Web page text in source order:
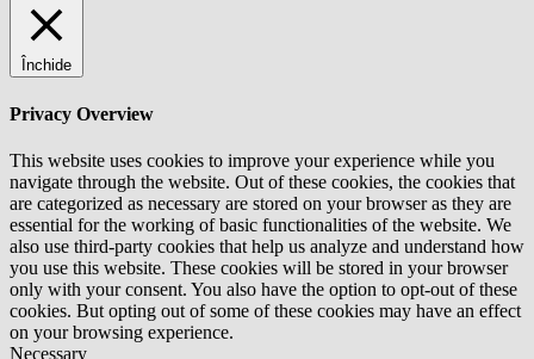
Închide
Privacy Overview
This website uses cookies to improve your experience while you
navigate through the website. Out of these cookies, the cookies that
are categorized as necessary are stored on your browser as they are
essential for the working of basic functionalities of the website. We
also use third-party cookies that help us analyze and understand how
you use this website. These cookies will be stored in your browser
only with your consent. You also have the option to opt-out of these
cookies. But opting out of some of these cookies may have an effect
on your browsing experience.
Necessary